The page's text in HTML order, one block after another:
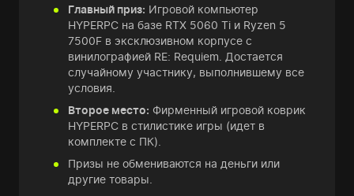
Главный приз: Игровой компьютер
HYPERPC на базе RTX 5060 Ti и Ryzen 5
7500F в эксклюзивном корпусе с
винилографией RE: Requiem. Достается
случайному участнику, выполнившему все
условия.
Второе место: Фирменный игровой коврик
HYPERPC в стилистике игры (идет в
комплекте с ПК).
Призы не обмениваются на деньги или
другие товары.